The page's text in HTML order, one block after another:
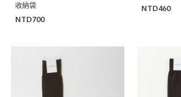
收納袋
NTD700
NTD460